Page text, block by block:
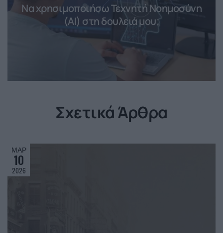
Να χρησιμοποιήσω Τεχνητή Νοημοσύνη
(ΑΙ) στη δουλειά μου;
Σχετικά Άρθρα
ΜΑΡ
10
2026